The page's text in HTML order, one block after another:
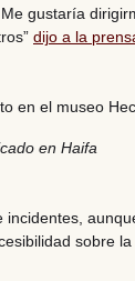
gustaría
dijo a la
en Haifa
sobre